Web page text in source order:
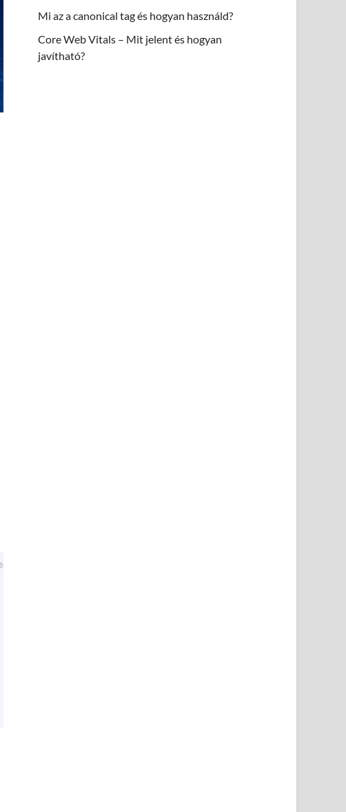
Mi az a canonical tag és hogyan használd?
Core Web Vitals – Mit jelent és hogyan
javítható?